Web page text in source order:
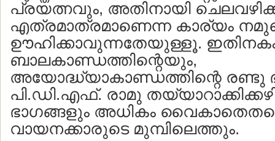
പ്രയത്നവും, അതിനായി
എത്രമാത്രമാണെന്ന കാര്യം
ഊഹിക്കാവുന്നതേയുള്ളൂ.
ബാലകാണ്ഡത്തിന്റെയും,
അയോദ്ധ്യാകാണ്ഡത്തിന്റെ രണ്ടു
പി.ഡി.എഫ്. രാമു
ഭാഗങ്ങളും അധികം
വായനക്കാരുടെ മുമ്പിലെത്തും.